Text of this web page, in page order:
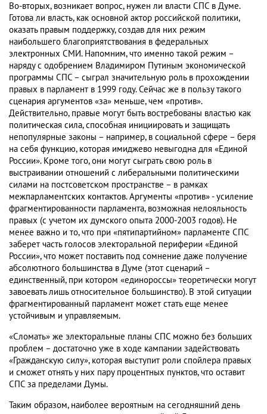
Во-вторых, возникает вопрос, нужен ли власти СПС в Думе.
Готова ли власть, как основной актор российской политики,
оказать правым поддержку, создав для них режим
наибольшего благоприятствования в федеральных
электронных СМИ. Напомним, что именно такой режим –
наряду с одобрением Владимиром Путиным экономической
программы СПС – сыграл значительную роль в прохождении
правых в парламент в 1999 году. Сейчас же в пользу такого
сценария аргументов «за» меньше, чем «против».
Действительно, правые могут быть востребованы властью как
политическая сила, способная инициировать и защищать
непопулярные законы – например, в социальной сфере – беря
на себя функцию, которая имиджево невыгодна для «Единой
России». Кроме того, они могут сыграть свою роль в
выстраивании отношений с либеральными политическими
силами на постсоветском пространстве – в рамках
межпарламентских контактов. Аргументы «против» - усиление
фрагментированности парламента, возможная нелояльность
правых (с учетом их думского опыта 2000-2003 годов). Не
менее важно и то, что при «пятипартийном» парламенте СПС
заберет часть голосов электоральной периферии «Единой
России», что может поставить под сомнение даже получение
абсолютного большинства в Думе (этот сценарий –
единственный, при котором «единороссы» теоретически могут
завоевать лишь относительное большинство). В этой ситуации
фрагментированный парламент может стать еще менее
устойчивым и управляемым.
«Сломать» же электоральные планы СПС можно без больших
проблем – достаточно уже в ходе кампании задействовать
«Гражданскую силу», которая выступит роли спойлера правых
и сможет отнять у них пару процентных пунктов, что оставит
СПС за пределами Думы.
Таким образом, наиболее вероятным на сегодняшний день